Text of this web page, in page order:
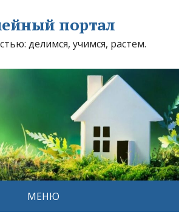
портал
делимся, учимся, растем.
МЕНЮ